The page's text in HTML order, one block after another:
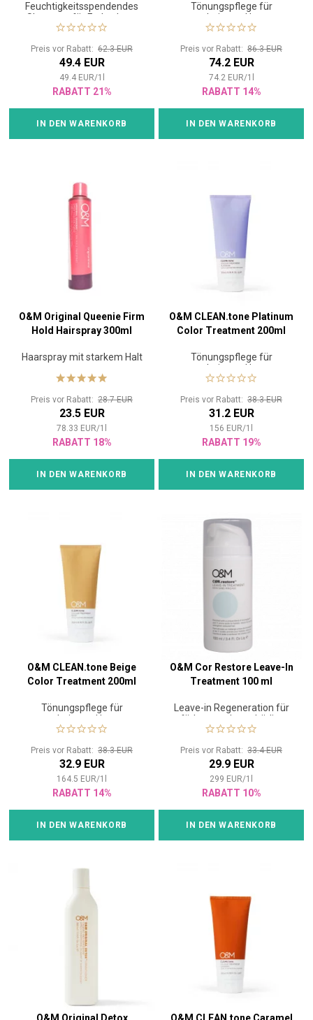
Feuchtigkeitsspendendes
Shampoo für Farbschutz
Preis vor Rabatt: 62.3 EUR
49.4 EUR
49.4 EUR/1
RABATT 21%
IN DEN WARENKORB
Tönungspflege für
coloriertes Haar
Preis vor Rabatt: 86.3 EUR
74.2 EUR
74.2 EUR/1
RABATT 14%
IN DEN WARENKORB
O&M Original Queenie Firm
Hold Hairspray 300ml
Haarspray mit starkem Halt
Preis vor Rabatt: 28.7 EUR
23.5 EUR
78.33 EUR/1
RABATT 18%
IN DEN WARENKORB
O&M CLEAN.tone Platinum
Color Treatment 200ml
Tönungspflege für
coloriertes Haar
Preis vor Rabatt: 38.3 EUR
31.2 EUR
156 EUR/1
RABATT 19%
IN DEN WARENKORB
O&M CLEAN.tone Beige
Color Treatment 200ml
Tönungspflege für
coloriertes Haar
Preis vor Rabatt: 38.3 EUR
32.9 EUR
164.5 EUR/1
RABATT 14%
IN DEN WARENKORB
O&M Cor Restore Leave-In
Treatment 100 ml
Leave-in Regeneration für
gefärbtes und geschädigtes
Haar
Preis vor Rabatt: 33.4 EUR
29.9 EUR
299 EUR/1
RABATT 10%
IN DEN WARENKORB